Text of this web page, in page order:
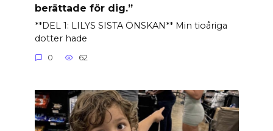
berättade för dig.”
**DEL 1: LILYS SISTA ÖNSKAN** Min tioåriga
dotter hade
0 62